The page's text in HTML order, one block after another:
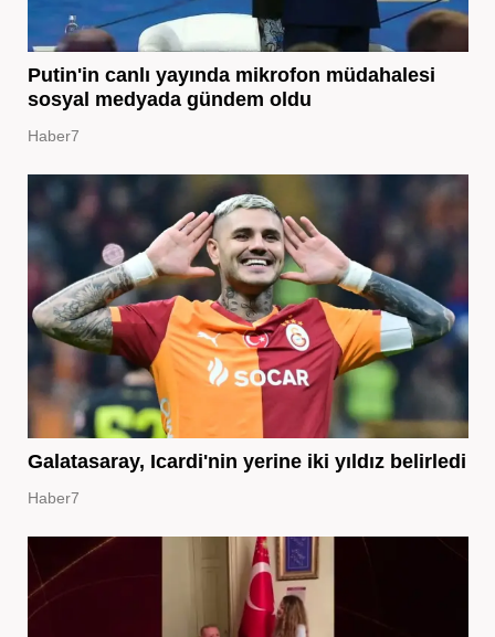
Putin'in canlı yayında mikrofon müdahalesi
sosyal medyada gündem oldu
Haber7
Galatasaray, Icardi'nin yerine iki yıldız belirledi
Haber7